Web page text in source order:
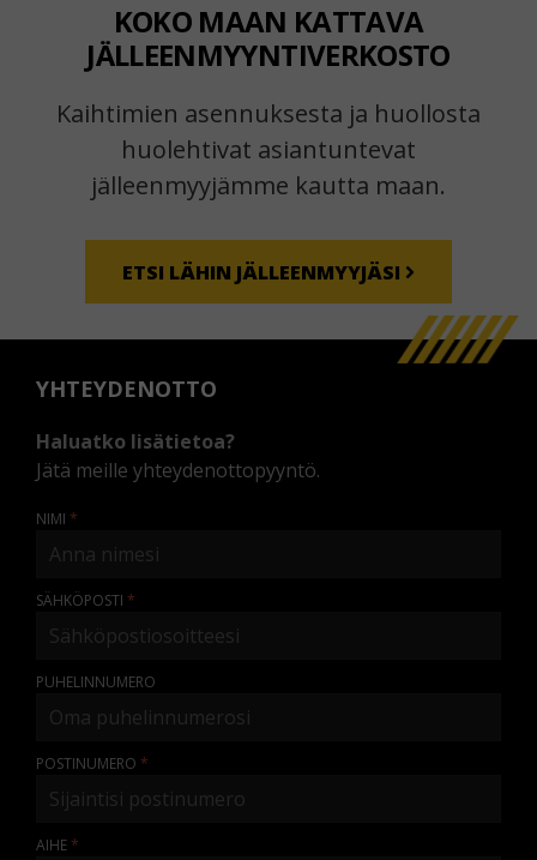
KOKO MAAN KATTAVA
JÄLLEENMYYNTIVERKOSTO
Kaihtimien asennuksesta ja huollosta
huolehtivat asiantuntevat
jälleenmyyjämme kautta maan.
ETSI LÄHIN JÄLLEENMYYJÄSI
YHTEYDENOTTO
Haluatko lisätietoa?
Jätä meille yhteydenottopyyntö.
NIMI
SÄHKÖPOSTI
PUHELINNUMERO
POSTINUMERO
AIHE